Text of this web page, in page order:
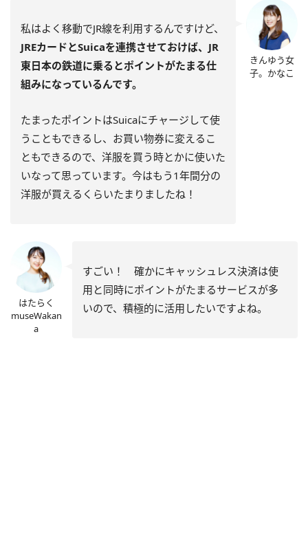
きんゆう女
子。かなこ
私はよく移動でJR線を利用するんですけど、
JREカードとSuicaを連携させておけば、JR
東日本の鉄道に乗るとポイントがたまる仕
組みになっているんです。
たまったポイントはSuicaにチャージして使
うこともできるし、お買い物券に変えるこ
ともできるので、洋服を買う時とかに使いた
いなって思っています。今はもう1年間分の
洋服が買えるくらいたまりましたね！
はたらく
museWakan
a
すごい！ 確かにキャッシュレス決済は使
用と同時にポイントがたまるサービスが多
いので、積極的に活用したいですよね。